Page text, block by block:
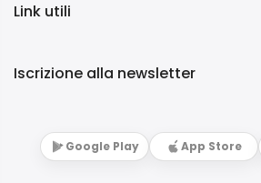
Link utili
Iscrizione alla newsletter
Google Play App Store